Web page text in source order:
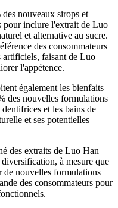
nouveaux sirops et
pour inclure l'extrait de Luo
et alternative au sucre.
des consommateurs
artificiels, faisant de Luo
l'appétence.
également les bienfaits
des nouvelles formulations
et les bains de
et ses potentielles
des extraits de Luo Han
à mesure que
de nouvelles formulations
des consommateurs pour